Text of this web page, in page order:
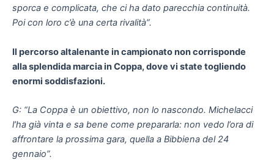
sporca e complicata, che ci ha dato parecchia continuità.
Poi con loro c’è una certa rivalità”.
Il percorso altalenante in campionato non corrisponde
alla splendida marcia in Coppa, dove vi state togliendo
enormi soddisfazioni.
G: “La Coppa è un obiettivo, non lo nascondo. Michelacci
l’ha già vinta e sa bene come prepararla: non vedo l’ora di
affrontare la prossima gara, quella a Bibbiena del 24
gennaio”.